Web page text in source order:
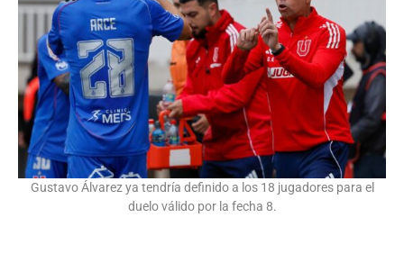
Gustavo Álvarez ya tendría definido a los 18 jugadores para el
duelo válido por la fecha 8.